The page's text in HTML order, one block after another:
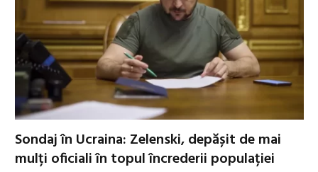
Sondaj în Ucraina: Zelenski, depășit de mai
mulți oficiali în topul încrederii populației